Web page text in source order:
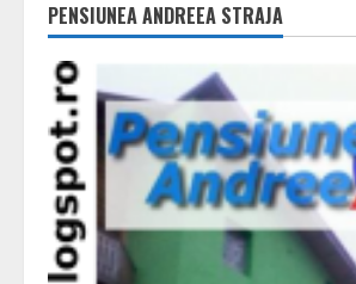
PENSIUNEA ANDREEA STRAJA